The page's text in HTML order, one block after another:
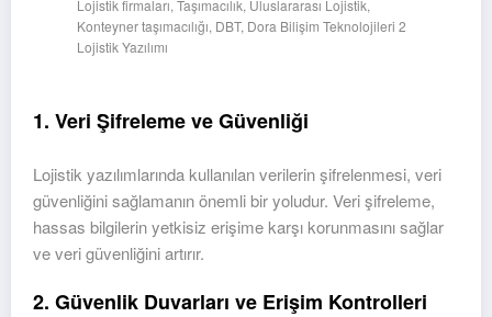
Lojistik Yazılımı
1. Veri Şifreleme ve Güvenliği
Lojistik yazılımlarında kullanılan verilerin şifrelenmesi, veri
güvenliğini sağlamanın önemli bir yoludur. Veri şifreleme,
hassas bilgilerin yetkisiz erişime karşı korunmasını sağlar
ve veri güvenliğini artırır.
2. Güvenlik Duvarları ve Erişim Kontrolleri